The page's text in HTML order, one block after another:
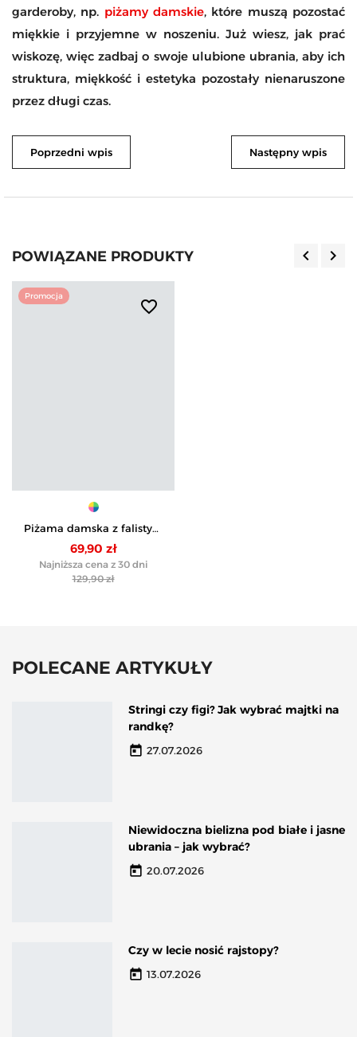
garderoby, np. piżamy damskie, które muszą pozostać
miękkie i przyjemne w noszeniu. Już wiesz, jak prać
wiskozę, więc zadbaj o swoje ulubione ubrania, aby ich
struktura, miękkość i estetyka pozostały nienaruszone
przez długi czas.
Poprzedni wpis Następny wpis
POWIĄZANE PRODUKTY keyboard_arrow_left keyboard_arrow_right
Promocja
favorite_border
Piżama damska z falistym
wzorem
69,90 zł
Najniższa cena z 30 dni
129,90 zł
POLECANE ARTYKUŁY
Stringi czy figi? Jak wybrać majtki na
randkę?
today 27.07.2026
Niewidoczna bielizna pod białe i jasne
ubrania – jak wybrać?
today 20.07.2026
Czy w lecie nosić rajstopy?
today 13.07.2026